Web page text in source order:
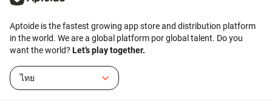
Aptoide is the fastest growing app store and distribution platform
in the world. We are a global platform por global talent. Do you
want the world? Let’s play together.
ไทย